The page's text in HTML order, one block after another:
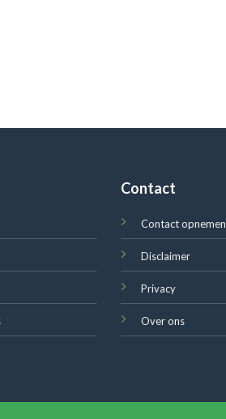
Contact
Contact opnemen
Disclaimer
Privacy
Over ons